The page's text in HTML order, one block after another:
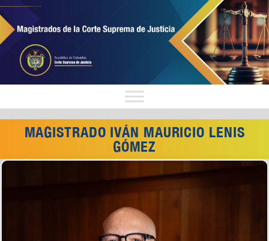
MAGISTRADO IVÁN MAURICIO LENIS
GÓMEZ